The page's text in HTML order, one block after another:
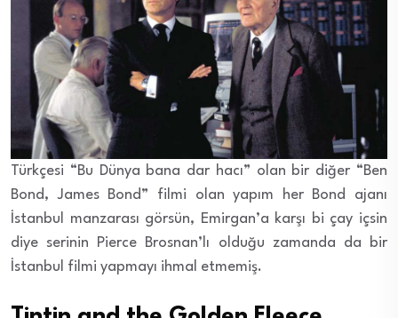
Türkçesi “Bu Dünya bana dar hacı” olan bir diğer “Ben
Bond, James Bond” filmi olan yapım her Bond ajanı
İstanbul manzarası görsün, Emirgan’a karşı bi çay içsin
diye serinin Pierce Brosnan’lı olduğu zamanda da bir
İstanbul filmi yapmayı ihmal etmemiş.